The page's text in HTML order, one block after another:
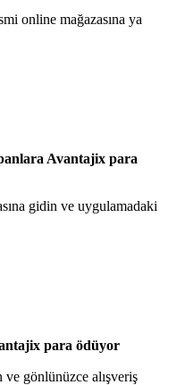
online mağazasına ya
Avantajix para
gidin ve uygulamadaki
para ödüyor
ve gönlünüzce alışveriş